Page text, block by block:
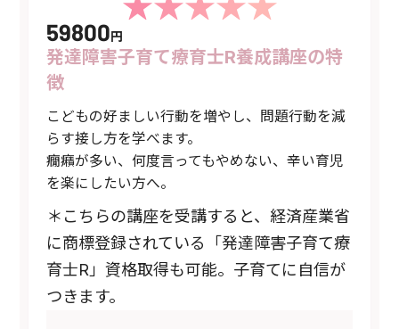
59800円
発達障害子育て療育士R養成講座の特
徴
こどもの好ましい行動を増やし、問題行動を減
らす接し方を学べます。
癇癪が多い、何度言ってもやめない、辛い育児
を楽にしたい方へ。
＊こちらの講座を受講すると、経済産業省
に商標登録されている「発達障害子育て療
育士R」資格取得も可能。子育てに自信が
つきます。